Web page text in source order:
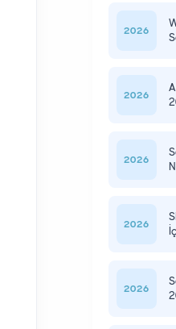
2026
2026
2026
2026
2026